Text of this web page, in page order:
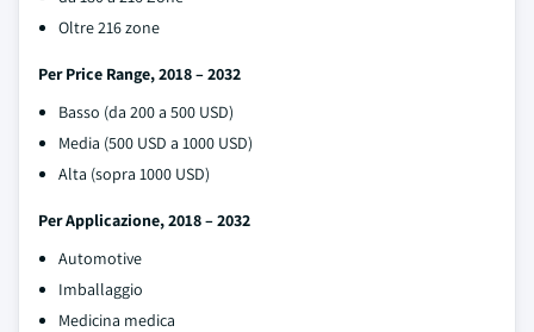
Oltre 216 zone
Per Price Range, 2018 – 2032
Basso (da 200 a 500 USD)
Media (500 USD a 1000 USD)
Alta (sopra 1000 USD)
Per Applicazione, 2018 – 2032
Automotive
Imballaggio
Medicina medica